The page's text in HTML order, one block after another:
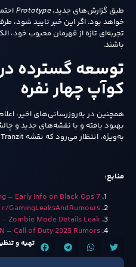
طبق گزارش‌های جدید،Prototype
خواهد بود. اگر این خبر تایید شود،
تجربه‌ای تازه از قهرمان محبوب خود،
باشند.
توسعه گسترده
کوآپ چهار نفره
همچنین در به‌روزرسانی‌های اخیر،
بهبود یافته و با نقشه‌های جدید و
به‌ویژه، انتظار می‌رود که نقشه Tranzit به‌طور گسترده بازسازی شود.
منابع:
– Early Info on Black Ops 7
GamingLeaksAndRumours
Zombie Mode Details Leak
– Call of Duty 2025 Rumors
تهیه و